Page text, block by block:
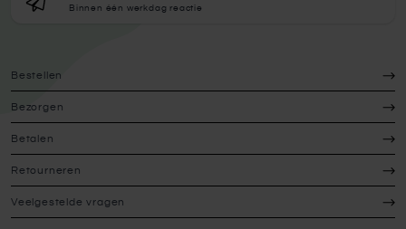
Binnen één werkdag reactie
Bestellen
Bezorgen
Betalen
Retourneren
Veelgestelde vragen